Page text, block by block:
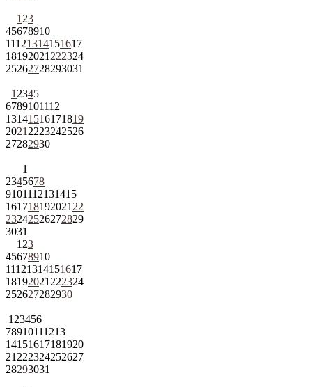
1 23
45678910
11121314151617
18192021 222324
25262728293031
1 2345
6789101112
13141516171819
2021 2223242526
27282930
1
2345678
9101112131415
161718192021 22
23242526272829
3031
1 23
45678910
11121314151617
18192021 222324
252627282930
1 23456
78910111213
14151617181920
21 222324252627
28293031